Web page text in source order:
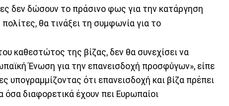
δεν δώσουν το πράσινο φως για την κατάργηση
θα τινάξει τη συμφωνία για το
καθεστώτος της βίζας, δεν θα συνεχίσει να
Ένωση για την επανεισδοχή προσφύγων», είπε
υπογραμμίζοντας ότι επανεισδοχή και βίζα πρέπει
διαφορετικά έχουν πει Ευρωπαίοι